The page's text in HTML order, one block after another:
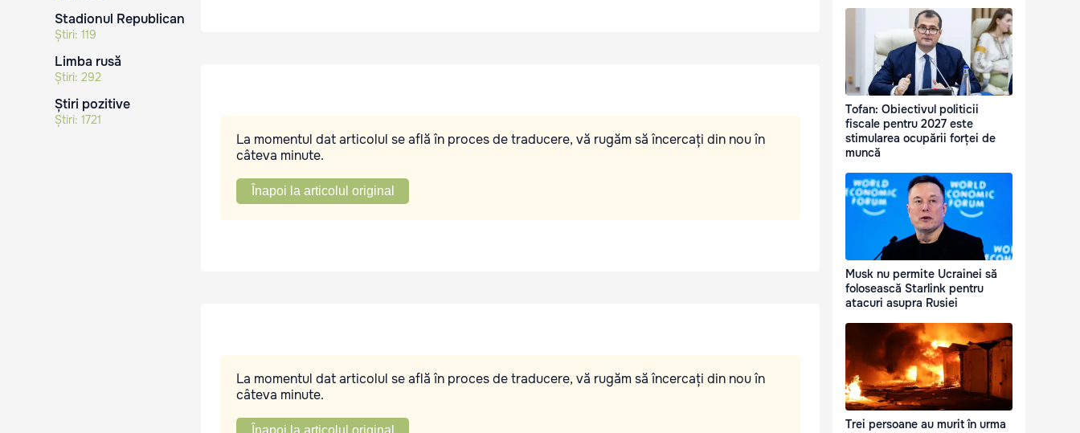
Stadionul Republican
Știri: 119
Limba rusă
Știri: 292
Știri pozitive
Știri: 1721
La momentul dat articolul se află în proces de traducere, vă rugăm să încercați din nou în
câteva minute.
Înapoi la articolul original
La momentul dat articolul se află în proces de traducere, vă rugăm să încercați din nou în
câteva minute.
Înapoi la articolul original
Tofan: Obiectivul politicii
fiscale pentru 2027 este
stimularea ocupării forței de
muncă
Musk nu permite Ucrainei să
folosească Starlink pentru
atacuri asupra Rusiei
Trei persoane au murit în urma